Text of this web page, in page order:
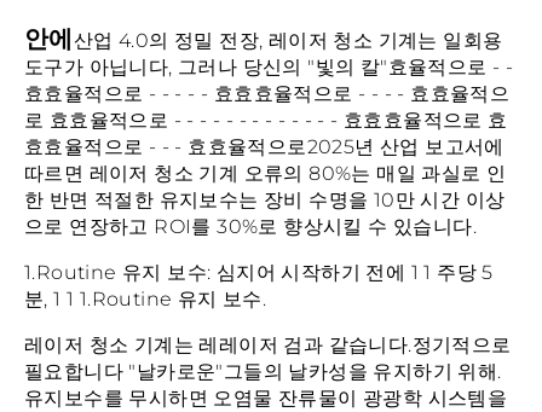
안에산업 4.0의 정밀 전장, 레이저 청소 기계는 일회용
도구가 아닙니다, 그러나 당신의 "빛의 칼"효율적으로 - -
효효율적으로 - - - - - 효효효율적으로 - - - - 효효율적으
로 효효율적으로 - - - - - - - - - - - - - 효효효율적으로 효
효효율적으로 - - - 효효율적으로2025년 산업 보고서에
따르면 레이저 청소 기계 오류의 80%는 매일 과실로 인
한 반면 적절한 유지보수는 장비 수명을 10만 시간 이상
으로 연장하고 ROI를 30%로 향상시킬 수 있습니다.
1.Routine 유지 보수: 심지어 시작하기 전에 1 1 주당 5
분, 1 1 1.Routine 유지 보수.
레이저 청소 기계는 레레이저 검과 같습니다.정기적으로
필요합니다 "날카로운"그들의 날카성을 유지하기 위해.
유지보수를 무시하면 오염물 잔류물이 광광학 시스템을